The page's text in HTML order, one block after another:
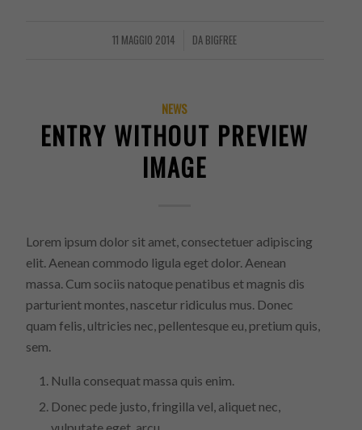
11 MAGGIO 2014
/ DA BIGFREE
NEWS
ENTRY WITHOUT PREVIEW
IMAGE
Lorem ipsum dolor sit amet, consectetuer adipiscing
elit. Aenean commodo ligula eget dolor. Aenean
massa. Cum sociis natoque penatibus et magnis dis
parturient montes, nascetur ridiculus mus. Donec
quam felis, ultricies nec, pellentesque eu, pretium quis,
sem.
Nulla consequat massa quis enim.
Donec pede justo, fringilla vel, aliquet nec,